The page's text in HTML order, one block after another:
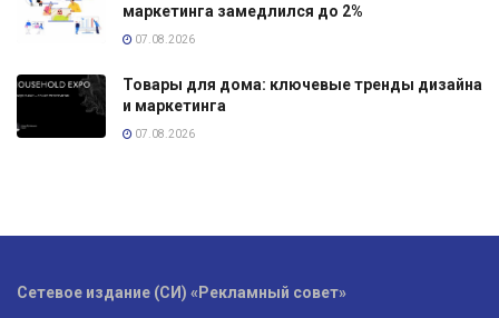
маркетинга замедлился до 2%
07.08.2026
Товары для дома: ключевые тренды дизайна
и маркетинга
07.08.2026
Сетевое издание (СИ) «Рекламный совет»